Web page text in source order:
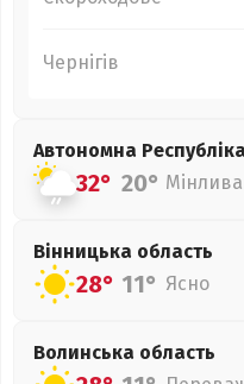
Чернігів
Автономна
32° 20°
Вінницька область
28° 11° Ясно
Волинська область